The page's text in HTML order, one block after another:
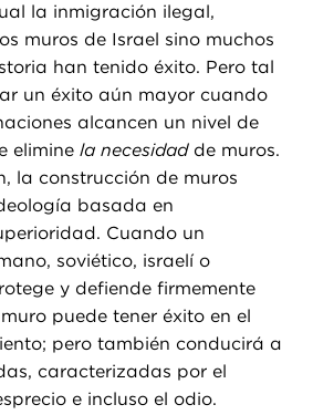
la inmigración ilegal,
muros de Israel sino muchos
han tenido éxito. Pero tal
un éxito aún mayor cuando
alcancen un nivel de
eliminela necesidad de muros.
la construcción de muros
basada en
Cuando un
soviético, israelí o
y defiende firmemente
puede tener éxito en el
pero también conducirá a
caracterizadas por el
e incluso el odio.